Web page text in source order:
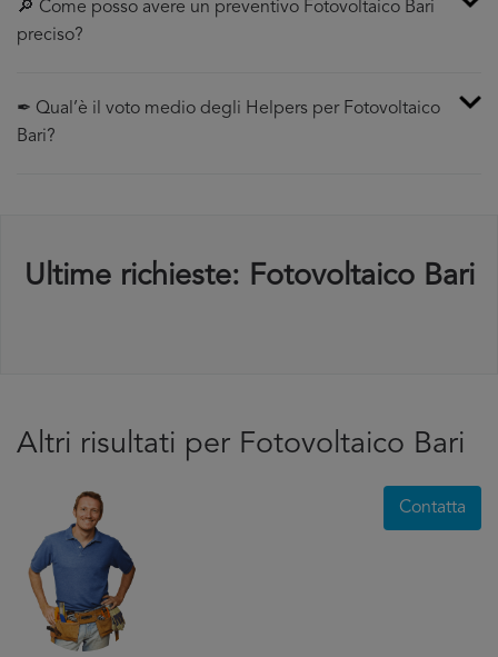
🔎 Come posso avere un preventivo Fotovoltaico Bari
preciso?
✒ Qual’è il voto medio degli Helpers per Fotovoltaico
Bari?
Ultime richieste: Fotovoltaico Bari
Altri risultati per Fotovoltaico Bari
Contatta